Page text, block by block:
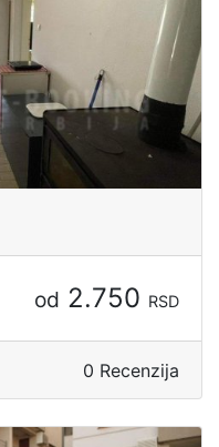
od 2.750 RSD
0 Recenzija